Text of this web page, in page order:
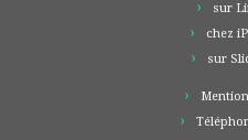
sur
chez
sur